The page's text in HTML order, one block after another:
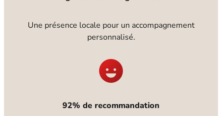
Une présence locale pour un accompagnement
personnalisé.
92% de recommandation